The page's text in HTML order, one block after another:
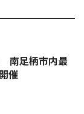
南足柄市内最
催